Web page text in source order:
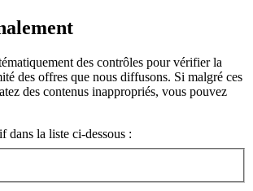
des contrôles pour vérifier la
des offres que nous diffusons. Si malgré ces
des contenus inappropriés, vous pouvez
dans la liste ci-dessous :